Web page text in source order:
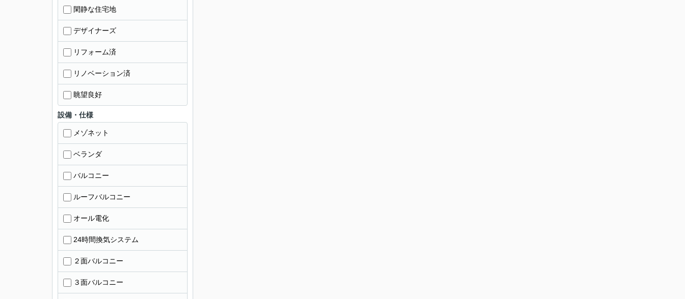
閑静な住宅地
デザイナーズ
リフォーム済
リノベーション済
眺望良好
設備・仕様
メゾネット
ベランダ
バルコニー
ルーフバルコニー
オール電化
24時間換気システム
２面バルコニー
３面バルコニー